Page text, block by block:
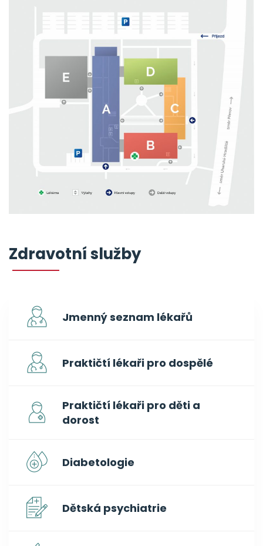
Zdravotní služby
Jmenný seznam lékařů
Praktičtí lékaři pro dospělé
Praktičtí lékaři pro děti a
dorost
Diabetologie
Dětská psychiatrie